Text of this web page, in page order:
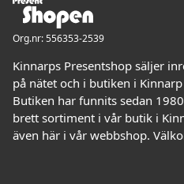
Org.nr: 556353-2539
Kinnarps Presentshop säljer
på nätet och i butiken i
Butiken har funnits sedan
brett sortiment i vår butik i
även här i vår webbshop.